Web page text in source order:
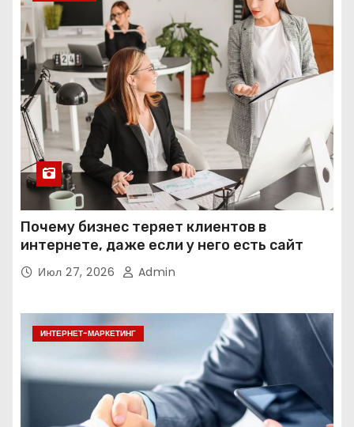
Почему бизнес теряет клиентов в
интернете, даже если у него есть сайт
Июл 27, 2026 Admin
ИНТЕРНЕТ-МАРКЕТИНГ